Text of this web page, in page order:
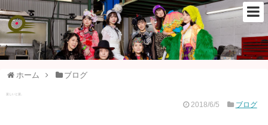
ホーム ブログ
楽しいと楽。
2018/6/5 ブログ